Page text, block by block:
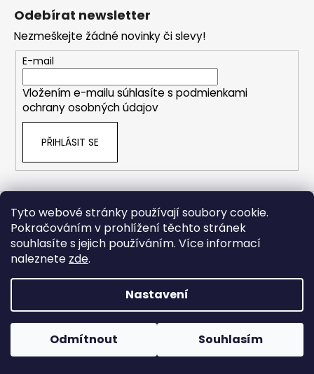
Tyto webové stránky používají soubory cookie.
Pokračováním v prohlížení těchto stránek
souhlasíte s jejich používáním. Více informací
naleznete zde.
Nastavení
Odmítnout Souhlasím
Odebírat newsletter
Nezmeškejte žádné novinky či slevy!
E-mail
Vložením e-mailu súhlasíte s podmienkami
ochrany osobných údajov
PŘIHLÁSIT SE